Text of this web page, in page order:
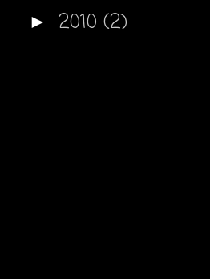
► 2010 (2)